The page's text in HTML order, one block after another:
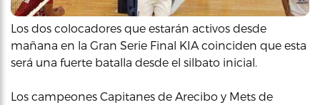
Los dos colocadores que estarán activos desde
mañana en la Gran Serie Final KIA coinciden que esta
será una fuerte batalla desde el silbato inicial.
Los campeones Capitanes de Arecibo y Mets de